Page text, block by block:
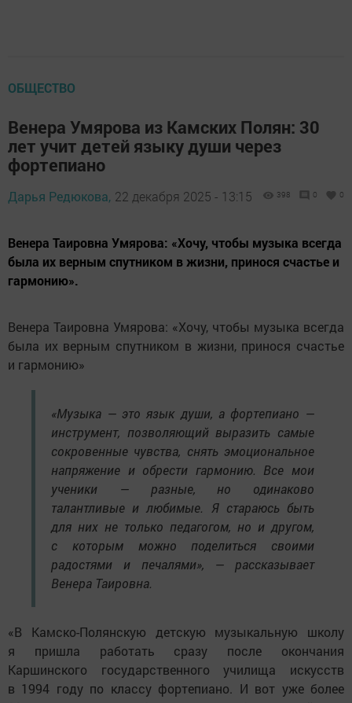
ОБЩЕСТВО
Венера Умярова из Камских Полян: 30
лет учит детей языку души через
фортепиано
Дарья Редюкова, 22 декабря 2025 - 13:15 398 0 0
Венера Таировна Умярова: «Хочу, чтобы музыка всегда
была их верным спутником в жизни, принося счастье и
гармонию».
Венера Таировна Умярова: «Хочу, чтобы музыка всегда
была их верным спутником в жизни, принося счастье
и гармонию»
«Музыка — это язык души, а фортепиано —
инструмент, позволяющий выразить самые
сокровенные чувства, снять эмоциональное
напряжение и обрести гармонию. Все мои
ученики — разные, но одинаково
талантливые и любимые. Я стараюсь быть
для них не только педагогом, но и другом,
с которым можно поделиться своими
радостями и печалями», — рассказывает
Венера Таировна.
«В Камско-Полянскую детскую музыкальную школу
я пришла работать сразу после окончания
Каршинского государственного училища искусств
в 1994 году по классу фортепиано. И вот уже более